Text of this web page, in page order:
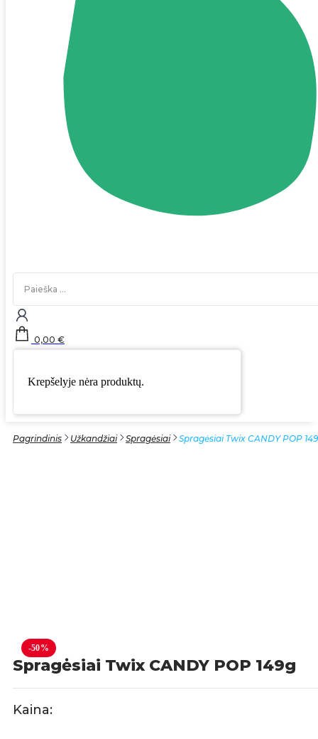
Search
0,00 €
Krepšelyje nėra produktų.
Pagrindinis Užkandžiai Spragėsiai Spragėsiai Twix CANDY POP
-50%
Spragėsiai Twix CANDY POP 149g
Kaina: